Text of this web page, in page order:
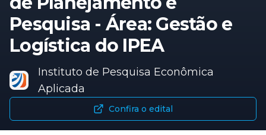
Pesquisa - Área: Gestão e
Logística do IPEA
Instituto de Pesquisa Econômica
Aplicada
Confira o edital